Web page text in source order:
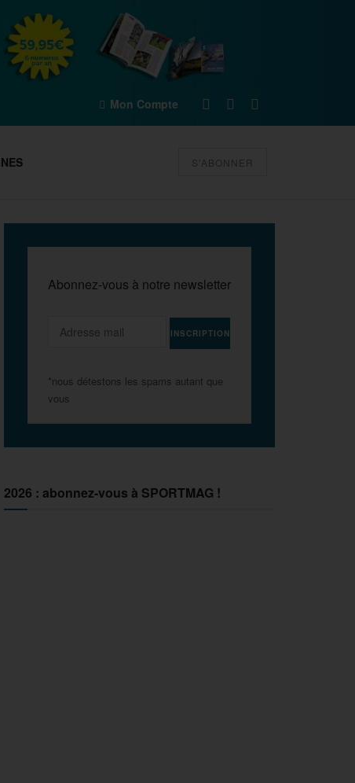
Mon Compte
S'ABONNER
Abonnez-vous à notre newsletter
*nous détestons les spams autant que
vous
2026 : abonnez-vous à SPORTMAG !